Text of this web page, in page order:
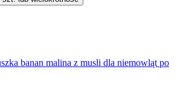
banan malina z musli dla niemowląt po